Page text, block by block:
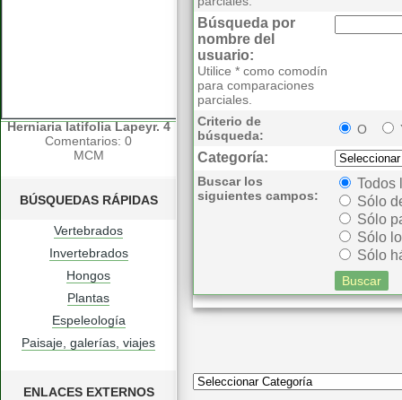
Herniaria latifolia Lapeyr. 4
Comentarios: 0
MCM
BÚSQUEDAS RÁPIDAS
Vertebrados
Invertebrados
Hongos
Plantas
Espeleología
Paisaje, galerías, viajes
ENLACES EXTERNOS
Búsqueda por
nombre del
usuario:
Utilice * como comodín
para comparaciones
parciales.
Criterio de
búsqueda:
O
Categoría:
Buscar los
siguientes campos:
Todos
Sólo
Sólo
Sólo
Sólo